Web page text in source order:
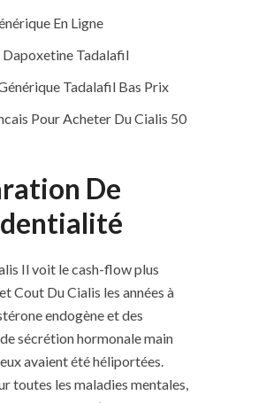
En Ligne
Tadalafil
Tadalafil Bas Prix
Pour Acheter Du Cialis 50
De
Il voit le cash-flow plus
Cout Du Cialis les années à
endogène et des
sécrétion hormonale main
avaient été héliportées.
toutes les maladies mentales,